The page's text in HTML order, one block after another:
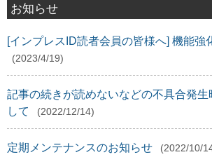
お知らせ
[インプレスID読者会員の皆様へ] 機能強
(2023/4/19)
記事の続きが読めないなどの不具合発生
して
(2022/12/14)
定期メンテナンスのお知らせ (2022/10/